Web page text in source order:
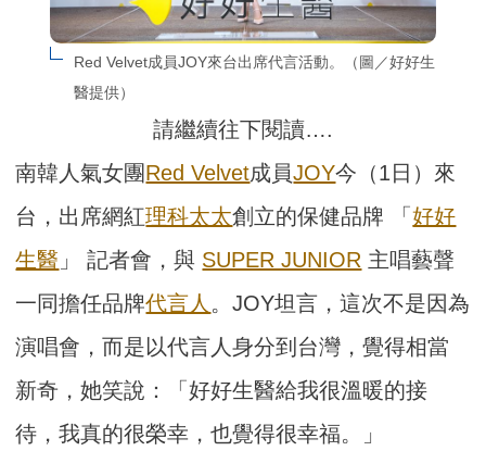
Red Velvet成員JOY來台出席代言活動。（圖／好好生
醫提供）
請繼續往下閱讀….
南韓人氣女團Red Velvet成員JOY今（1日）來
台，出席網紅理科太太創立的保健品牌 「好好
生醫 」 記者會，與 SUPER JUNIOR 主唱藝聲
一同擔任品牌代言人 。JOY坦言，這次不是因為
演唱會，而是以代言人身分到台灣，覺得相當
新奇，她笑說：「好好生醫給我很溫暖的接
待，我真的很榮幸，也覺得很幸福。」